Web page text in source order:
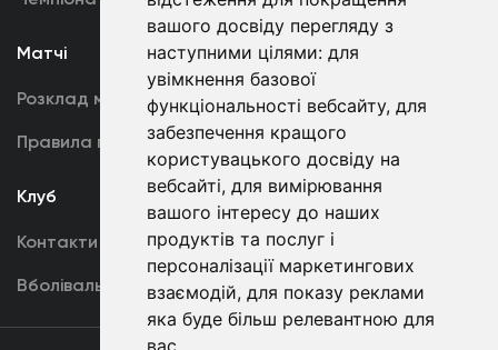
вашого досвіду перегляду з
наступними цілями: для
увімкнення базової
функціональності вебсайту, для
забезпечення кращого
користувацького досвіду на
вебсайті, для вимірювання
вашого інтересу до наших
продуктів та послуг і
персоналізації маркетингових
взаємодій, для показу реклами
яка буде більш релевантною для
вас
Матчі
Розклад матчів
Правила поведінки
Команда
Перша команда
U19
Клуб
Контакти
Вболівальникам